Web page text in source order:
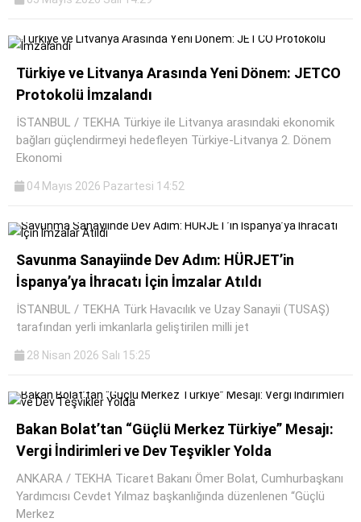
Türkiye ve Litvanya Arasında Yeni Dönem: JETCO
Protokolü İmzalandı
İSTANBUL / TEKHA Türkiye ile Litvanya arasındaki ekonomik
bağları güçlendirmeyi hedefleyen Türkiye-Litvanya 2. Dönem
Ekonomi
04 Mayıs 2026 Pazartesi 14:52
Savunma Sanayiinde Dev Adım: HÜRJET’in
İspanya’ya İhracatı İçin İmzalar Atıldı
İSTANBUL / TEKHA Türk Havacılık ve Uzay Sanayii (TUSAŞ)
tarafından yerli imkanlarla geliştirilen milli jet
28 Nisan 2026 Salı 15:25
Bakan Bolat’tan “Güçlü Merkez Türkiye” Mesajı:
Vergi İndirimleri ve Dev Teşvikler Yolda
ANKARA / TEKHA Ticaret Bakanı Ömer Bolat, Cumhurbaşkanı
Yardımcısı Cevdet Yılmaz başkanlığında düzenlenen “Güçlü
Merkez